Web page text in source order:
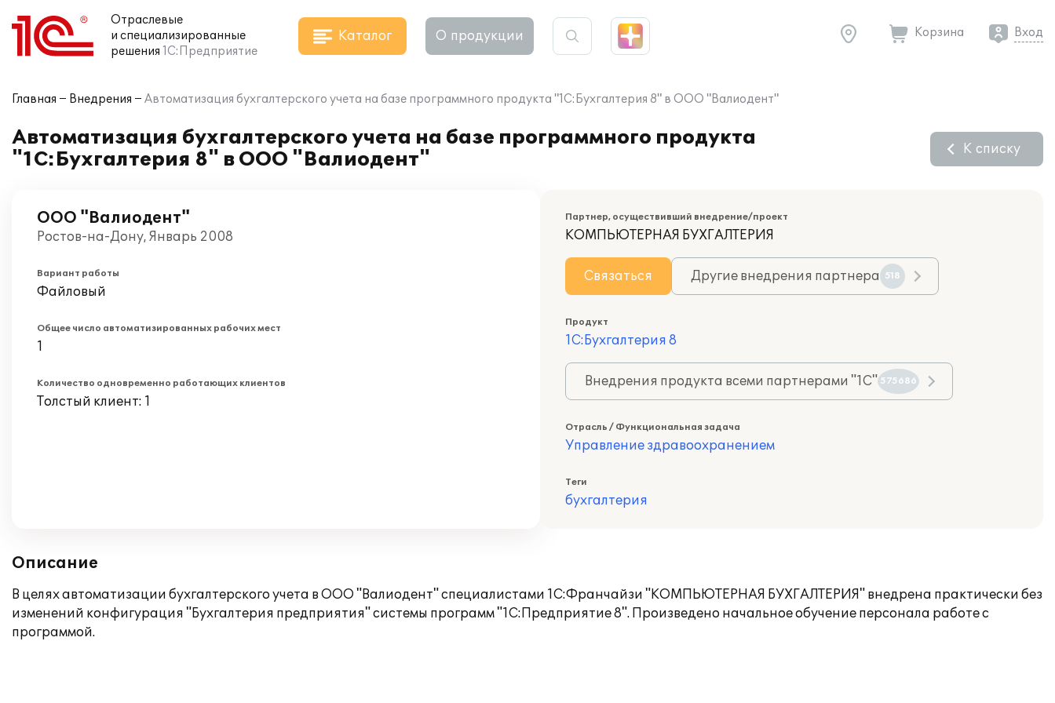
Отраслевые
и специализированные
решения 1С:Предприятие
Каталог О продукции Корзина Вход
Главная Внедрения Автоматизация бухгалтерского учета на базе программного продукта "1С:Бухгалтерия 8" в ООО "Валиодент"
Автоматизация бухгалтерского учета на базе программного продукта
"1С:Бухгалтерия 8" в ООО "Валиодент"
К списку
ООО "Валиодент"
Ростов-на-Дону, Январь 2008
Вариант работы
Файловый
Общее число автоматизированных рабочих мест
1
Количество одновременно работающих клиентов
Толстый клиент: 1
Партнер, осуществивший внедрение/проект
КОМПЬЮТЕРНАЯ БУХГАЛТЕРИЯ
Связаться Другие внедрения партнера 518
Продукт
1С:Бухгалтерия 8
Внедрения продукта всеми партнерами "1С" 575686
Отрасль / Функциональная задача
Управление здравоохранением
Теги
бухгалтерия
Описание
В целях автоматизации бухгалтерского учета в ООО "Валиодент" специалистами 1С:Франчайзи "КОМПЬЮТЕРНАЯ БУХГАЛТЕРИЯ" внедрена практически без
изменений конфигурация "Бухгалтерия предприятия" системы программ "1С:Предприятие 8". Произведено начальное обучение персонала работе с
программой.